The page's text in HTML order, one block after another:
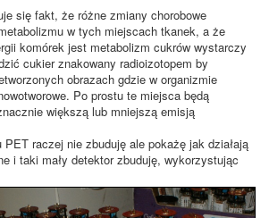
się fakt, że różne zmiany chorobowe
w tych miejscach tkanek, a że
komórek jest metabolizm cukrów wystarczy
cukier znakowany radioizotopem by
obrazach gdzie w organizmie
Po prostu te miejsca będą
większą lub mniejszą emisją
raczej nie zbuduję ale pokażę jak działają
i taki mały detektor zbuduję, wykorzystując